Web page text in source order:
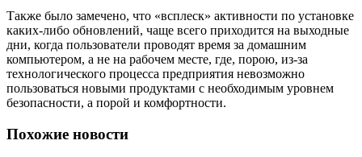
Также было замечено, что «всплеск» активности по установке
каких-либо обновлений, чаще всего приходится на выходные
дни, когда пользователи проводят время за домашним
компьютером, а не на рабочем месте, где, порою, из-за
технологического процесса предприятия невозможно
пользоваться новыми продуктами с необходимым уровнем
безопасности, а порой и комфортности.
Похожие новости